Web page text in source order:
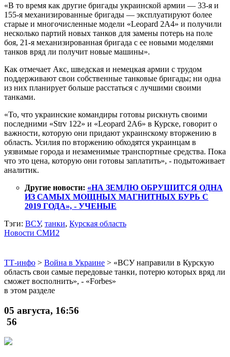
«В то время как другие бригады украинской армии — 33-я и
155-я механизированные бригады — эксплуатируют более
старые и многочисленные модели «Leopard 2A4» и получили
несколько партий новых танков для замены потерь на поле
боя, 21-я механизированная бригада с ее новыми моделями
танков вряд ли получит новые машины».
Как отмечает Акс, шведская и немецкая армии с трудом
поддерживают свои собственные танковые бригады; ни одна
из них планирует больше расстаться с лучшими своими
танками.
«То, что украинские командиры готовы рискнуть своими
последними «Strv 122» и «Leopard 2A6» в Курске, говорит о
важности, которую они придают украинскому вторжению в
область. Усилия по вторжению обходятся украинцам в
уязвимые города и незаменимые транспортные средства. Пока
что это цена, которую они готовы заплатить», - подытоживает
аналитик.
Другие новости: «НА ЗЕМЛЮ ОБРУШИТСЯ ОДНА
ИЗ САМЫХ МОЩНЫХ МАГНИТНЫХ БУРЬ С
2019 ГОДА», - УЧЕНЫЕ
Тэги: ВСУ, танки, Курская область
Новости СМИ2
ТТ-инфо > Война в Украине > «ВСУ направили в Курскую
область свои самые передовые танки, потерю которых вряд ли
сможет восполнить», - «Forbes»
в этом разделе
05 августа, 16:56
56